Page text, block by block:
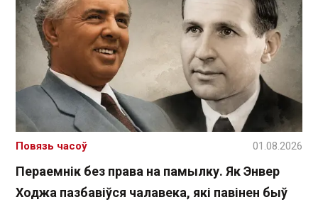
Пераемнік без права на памылку. Як Энвер
Ходжа пазбавіўся чалавека, які павінен быў
Повязь часоў 01.08.2026